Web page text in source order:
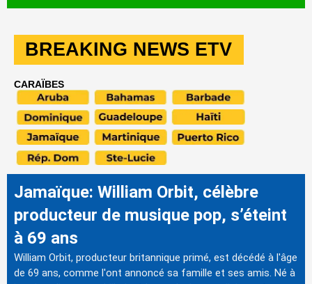
BREAKING NEWS ETV
CARAÏBES
Jamaïque: William Orbit, célèbre
producteur de musique pop, s’éteint
à 69 ans
William Orbit, producteur britannique primé, est décédé à l'âge
de 69 ans, comme l'ont annoncé sa famille et ses amis. Né à